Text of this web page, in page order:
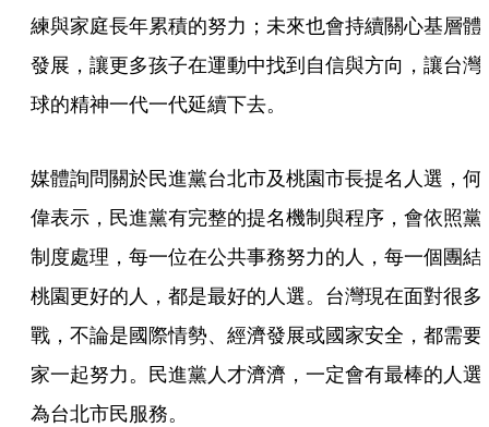
練與家庭長年累積的努力；未來也會持續關心基層體
發展，讓更多孩子在運動中找到自信與方向，讓台灣
球的精神一代一代延續下去。
媒體詢問關於民進黨台北市及桃園市長提名人選，何
偉表示，民進黨有完整的提名機制與程序，會依照黨
制度處理，每一位在公共事務努力的人，每一個團結
桃園更好的人，都是最好的人選。台灣現在面對很多
戰，不論是國際情勢、經濟發展或國家安全，都需要
家一起努力。民進黨人才濟濟，一定會有最棒的人選
為台北市民服務。